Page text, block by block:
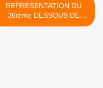
REPRÉSENTATION DU
36ième DESSOUS DE
FERTILADOUR >